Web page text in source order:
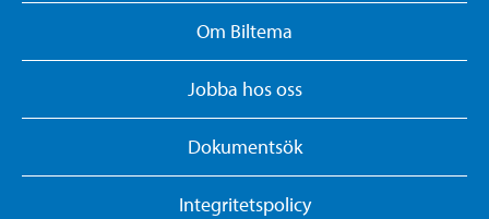
Om Biltema
Jobba hos oss
Dokumentsök
Integritetspolicy